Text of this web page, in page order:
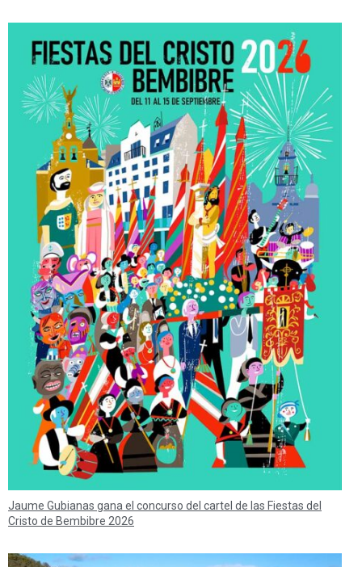
Jaume Gubianas gana el concurso del cartel de las Fiestas del
Cristo de Bembibre 2026